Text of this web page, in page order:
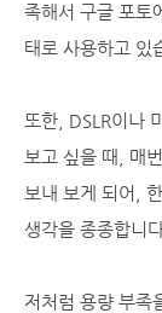
족해서 구글 포토
태로 사용하고 있
또한, DSLR이나
보고 싶을 때, 매
보내 보게 되어,
생각을 종종합니
저처럼 용량 부족